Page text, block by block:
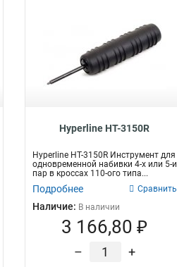
Hyperline HT-3150R
Hyperline HT-3150R Инструмент для
одновременной набивки 4-x или 5-и
пар в кроссах 110-ого типа...
Подробнее Сравнить
Наличие: В наличии
3 166,80 ₽
– +